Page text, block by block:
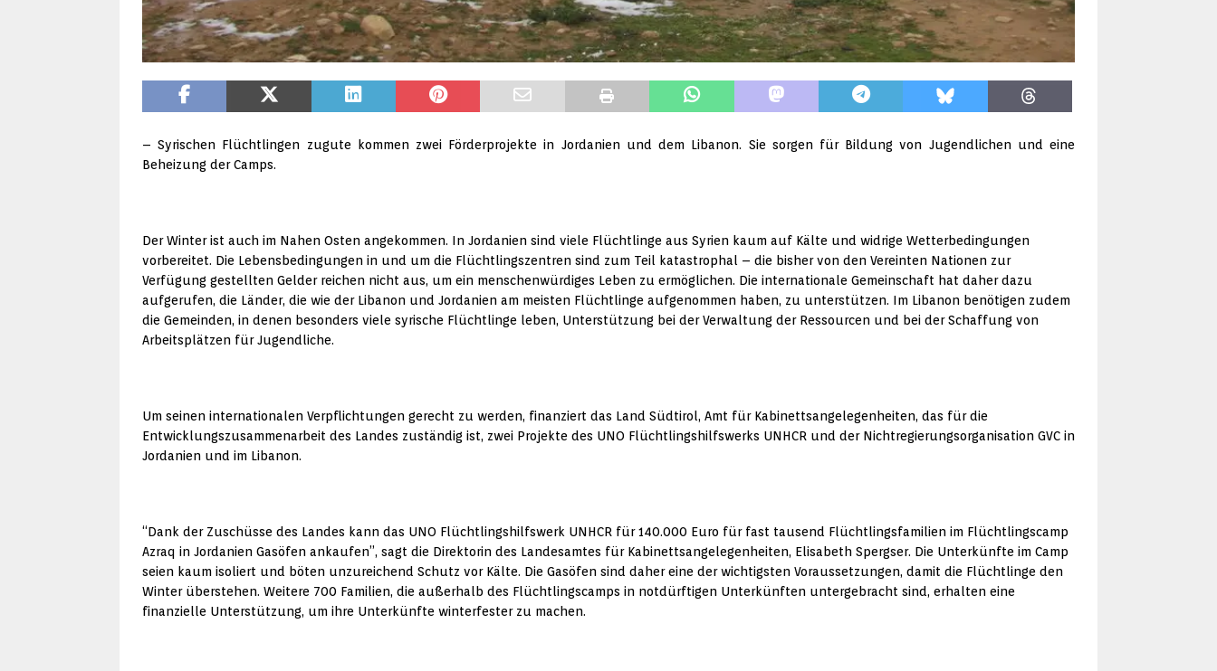
– Syrischen Flüchtlingen zugute kommen zwei Förderprojekte in Jordanien und dem Libanon. Sie sorgen für Bildung von Jugendlichen und eine
Beheizung der Camps.
Der Winter ist auch im Nahen Osten angekommen. In Jordanien sind viele Flüchtlinge aus Syrien kaum auf Kälte und widrige Wetterbedingungen
vorbereitet. Die Lebensbedingungen in und um die Flüchtlingszentren sind zum Teil katastrophal – die bisher von den Vereinten Nationen zur
Verfügung gestellten Gelder reichen nicht aus, um ein menschenwürdiges Leben zu ermöglichen. Die internationale Gemeinschaft hat daher dazu
aufgerufen, die Länder, die wie der Libanon und Jordanien am meisten Flüchtlinge aufgenommen haben, zu unterstützen. Im Libanon benötigen zudem
die Gemeinden, in denen besonders viele syrische Flüchtlinge leben, Unterstützung bei der Verwaltung der Ressourcen und bei der Schaffung von
Arbeitsplätzen für Jugendliche.
Um seinen internationalen Verpflichtungen gerecht zu werden, finanziert das Land Südtirol, Amt für Kabinettsangelegenheiten, das für die
Entwicklungszusammenarbeit des Landes zuständig ist, zwei Projekte des UNO Flüchtlingshilfswerks UNHCR und der Nichtregierungsorganisation GVC in
Jordanien und im Libanon.
“Dank der Zuschüsse des Landes kann das UNO Flüchtlingshilfswerk UNHCR für 140.000 Euro für fast tausend Flüchtlingsfamilien im Flüchtlingscamp
Azraq in Jordanien Gasöfen ankaufen”, sagt die Direktorin des Landesamtes für Kabinettsangelegenheiten, Elisabeth Spergser. Die Unterkünfte im Camp
seien kaum isoliert und böten unzureichend Schutz vor Kälte. Die Gasöfen sind daher eine der wichtigsten Voraussetzungen, damit die Flüchtlinge den
Winter überstehen. Weitere 700 Familien, die außerhalb des Flüchtlingscamps in notdürftigen Unterkünften untergebracht sind, erhalten eine
finanzielle Unterstützung, um ihre Unterkünfte winterfester zu machen.